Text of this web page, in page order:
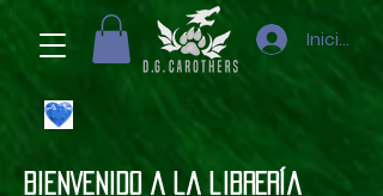
Iniciar
Bienvenido a la librería